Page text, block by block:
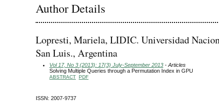
Author Details
Lopresti, Mariela, LIDIC. Universidad
San Luis., Argentina
Vol 17, No 3 (2013): 17(3) July-September 2013 - Articles
Solving Multiple Queries through a Permutation Index in GPU
ABSTRACT PDF
ISSN: 2007-9737